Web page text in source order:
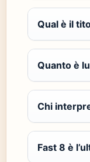
Qual è il
Quanto è
Chi
Fast 8 è